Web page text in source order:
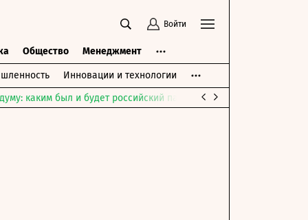
Войти
Общество Менеджмент
Инновации и технологии
каким был и будет российский парламент